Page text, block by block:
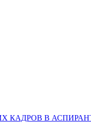
КАДРОВ В